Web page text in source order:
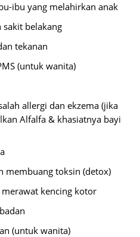
ibu yang melahirkan anak
sakit belakang
tekanan
(untuk wanita)
allergi dan ekzema (jika
Alfalfa & khasiatnya bayi
membuang toksin (detox)
kencing kotor
(untuk wanita)